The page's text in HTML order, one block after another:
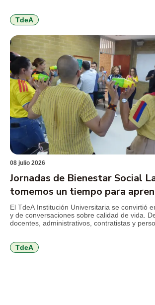
la justicia, la […]
TdeA
08 julio 2026
Jornadas de Bienestar Social
tomemos un tiempo para
cuidarnos
El TdeA Institución Universitaria se convirtió
y de conversaciones sobre calidad de vida.
docentes, administrativos, contratistas y
entre otros temas que invitan a volver […]
TdeA